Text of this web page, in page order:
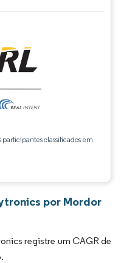
classificados em
por Mordor
registre um CAGR de